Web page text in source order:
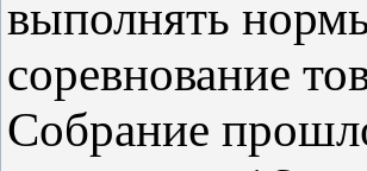
выполнять
соревнование
Собрание